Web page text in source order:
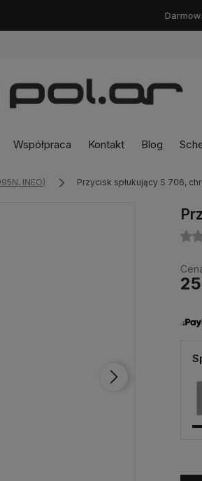
Współpraca Kontakt Blog
INEO) Przycisk spłukujący S 706,